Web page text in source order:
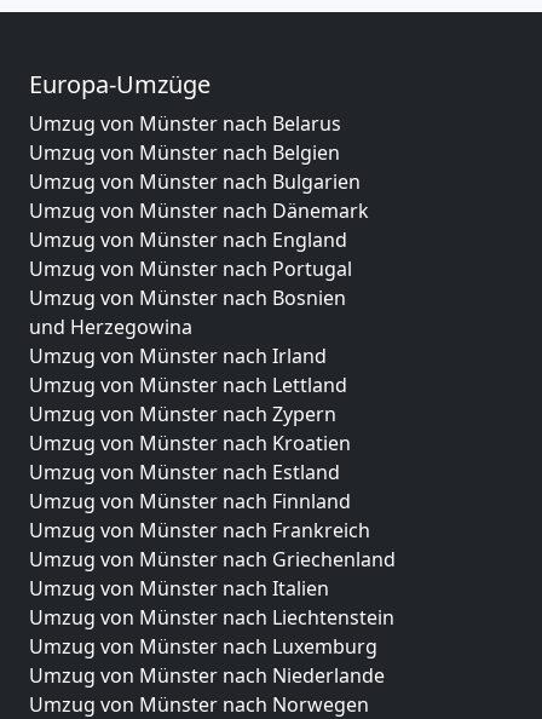
Europa-Umzüge
Umzug von Münster nach Belarus
Umzug von Münster nach Belgien
Umzug von Münster nach Bulgarien
Umzug von Münster nach Dänemark
Umzug von Münster nach England
Umzug von Münster nach Portugal
Umzug von Münster nach Bosnien
und Herzegowina
Umzug von Münster nach Irland
Umzug von Münster nach Lettland
Umzug von Münster nach Zypern
Umzug von Münster nach Kroatien
Umzug von Münster nach Estland
Umzug von Münster nach Finnland
Umzug von Münster nach Frankreich
Umzug von Münster nach Griechenland
Umzug von Münster nach Italien
Umzug von Münster nach Liechtenstein
Umzug von Münster nach Luxemburg
Umzug von Münster nach Niederlande
Umzug von Münster nach Norwegen